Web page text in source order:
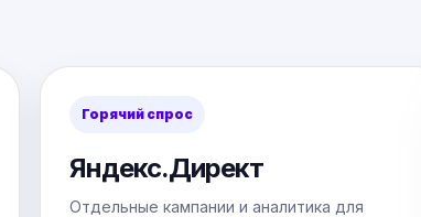
Горячий спрос
Яндекс.Директ
Отдельные кампании и аналитика для